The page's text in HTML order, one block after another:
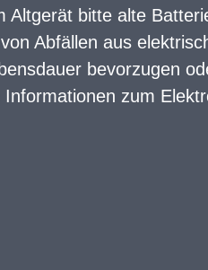
Altgerät bitte alte
Abfällen aus
bevorzugen
zum